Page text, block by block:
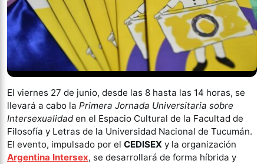
El viernes 27 de junio, desde las 8 hasta las 14 horas, se
llevará a cabo la Primera Jornada Universitaria sobre
Intersexualidaden el Espacio Cultural de la Facultad de
Filosofía y Letras de la Universidad Nacional de Tucumán.
El evento, impulsado por el CEDISEX y la organización
Argentina Intersex, se desarrollará de forma híbrida y